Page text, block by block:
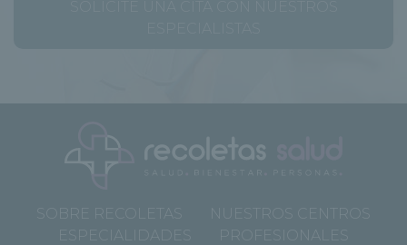
SOBRE RECOLETAS
NUESTROS CENTROS
ESPECIALIDADES
PROFESIONALES